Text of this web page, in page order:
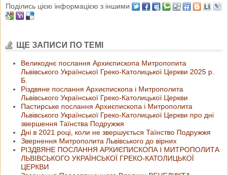
Поділись цією інформацією з іншими
ЩЕ ЗАПИСИ ПО ТЕМІ
Великоднє послання Архиєпископа Митропопита
Львівського Української Греко-Католицької Церкви 2025 р.
Б.
Різдвяне послання Архиєпископа і Митрополита
Львівського Української Греко-Католицької Церкви
Пастирське послання Архиєпископа і Митрополита
Львівського Української Греко-Католицької Церкви про дні
звершення Таїнства Подружжя
Дні в 2021 році, коли не звершується Таїнство Подружжя
Звернення Митрополита Львівського до вірних
РІЗДВЯНЕ ПОСЛАННЯ АРХИЄПИСКОПА І МИТРОПОЛИТА
ЛЬВІВСЬКОГО УКРАЇНСЬКОЇ ГРЕКО-КАТОЛИЦЬКОЇ
ЦЕРКВИ